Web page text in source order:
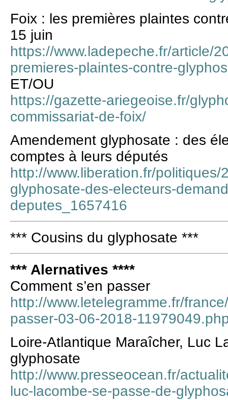
Foix : les premières plaintes
15 juin
https://www.ladepeche.fr/article/
premieres-plaintes-contre-
ET/OU
https://gazette-ariegeoise.fr/
commissariat-de-foix/
Amendement glyphosate : des
comptes à leurs députés
http://www.liberation.fr/
glyphosate-des-electeurs-
deputes_1657416
*** Cousins du glyphosate ***
*** Alernatives ****
Comment s’en passer
http://www.letelegramme.fr/
passer-03-06-2018-
Loire-Atlantique Maraîcher, Luc
glyphosate
http://www.presseocean.fr/
luc-lacombe-se-passe-de-